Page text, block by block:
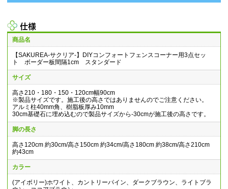
仕様
商品名
【SAKUREA-サクリア-】DIYコンフォートフェンスコーナー用3点セッ
ト ボーダー板間隔1cm スタンダード
サイズ
高さ210・180・150・120cm幅90cm
※製品サイズです。施工後の高さではありませんのでご注意ください。
アルミ柱40mm角、樹脂板厚み10mm
30cm基礎石に埋め込むので製品サイズから-30cmが施工後の高さです。
脚の長さ
高さ120cm 約30cm/高さ150cm 約34cm/高さ180cm 約38cm/高さ210cm
約43cm
カラー
(アイボリー)ホワイト、カントリーパイン、ダークブラウン、ライトブラ